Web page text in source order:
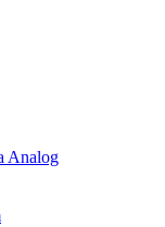
Analog